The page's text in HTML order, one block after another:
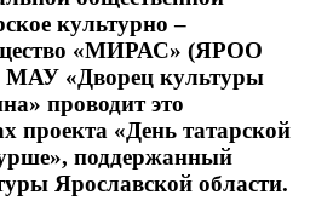
культурно –
«МИРАС» (ЯРОО
«Дворец культуры
проводит это
проекта «День татарской
поддержанный
Ярославской области.